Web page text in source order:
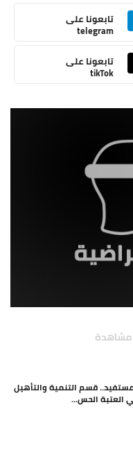
تابعونا على
telegram
تابعونا على
tikTok
مشاهدة
(795) ألف مستفيد.. قسم التنمية والتأهيل
العتبة الحس...